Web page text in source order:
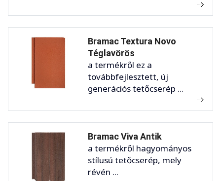
Bramac Textura Novo
Téglavörös
a termékről ez a
továbbfejlesztett, új
generációs tetőcserép ...
Bramac Viva Antik
a termékről hagyományos
stílusú tetőcserép, mely
révén ...